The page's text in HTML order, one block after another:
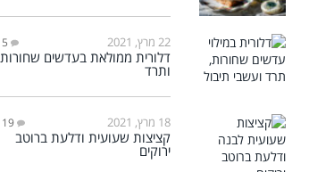
22 מרץ, 2021 5
דלורית ממולאת בעדשים שחורות
ותרד
18 מרץ, 2021 19
קציצות שעועית ודלעת ברוטב
ירוקים